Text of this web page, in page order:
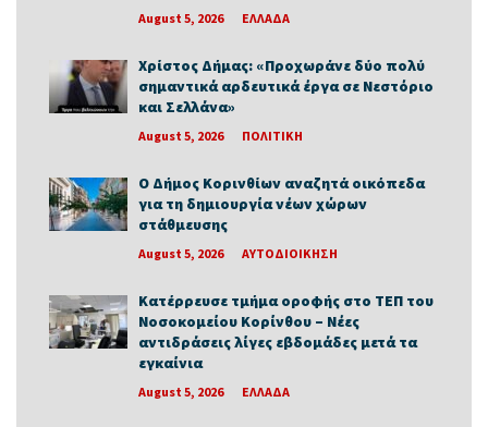
August 5, 2026 ΕΛΛΑΔΑ
Χρίστος Δήμας: «Προχωράνε δύο πολύ
σημαντικά αρδευτικά έργα σε Νεστόριο
και Σελλάνα»
August 5, 2026 ΠΟΛΙΤΙΚΗ
Ο Δήμος Κορινθίων αναζητά οικόπεδα
για τη δημιουργία νέων χώρων
στάθμευσης
August 5, 2026 ΑΥΤΟΔΙΟΙΚΗΣΗ
Κατέρρευσε τμήμα οροφής στο ΤΕΠ του
Νοσοκομείου Κορίνθου – Νέες
αντιδράσεις λίγες εβδομάδες μετά τα
εγκαίνια
August 5, 2026 ΕΛΛΑΔΑ